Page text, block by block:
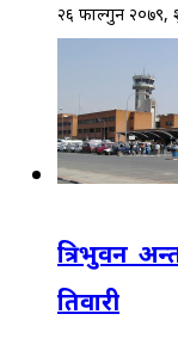
२६ फाल्गुन २०७९,
त्रिभुवन
तिवारी